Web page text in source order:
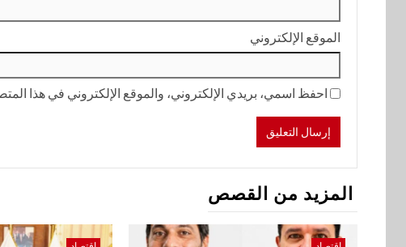
الموقع الإلكتروني
احفظ اسمي، بريدي الإلكتروني، والموقع الإلكتروني في هذا
المزيد من القصص